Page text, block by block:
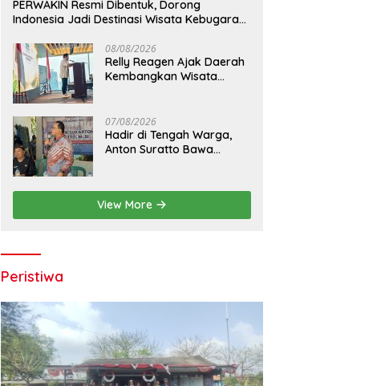
PERWAKIN Resmi Dibentuk, Dorong
Indonesia Jadi Destinasi Wisata Kebugaran
08/08/2026
Relly Reagen Ajak Daerah
Kembangkan Wisata
07/08/2026
Hadir di Tengah Warga,
Anton Suratto Bawa
View More
Peristiwa